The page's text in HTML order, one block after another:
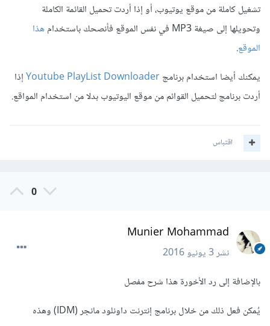
تشغيل كاملة من موقع يوتيوب، أو إذا أردت تحميل القائمة الكاملة
وتحويلها إلى صيغة MP3 في نفس الموقع فأنصحك باستخدام
هذا
الموقع.
يمكنك أيضا استخدام برنامجYoutube PlayList Downloaderإذا
أردت برنامج لتحميل القوائم من موقع اليوتيوب بدلا من استخدام المواقع.
اقتباس
0
Munier Mohammad
نشر3 يونيو 2016
بالإضافة إلى رد الأخورة هذا شرح مفصل
يُمكن فعل ذلك من خلال برنامج إنترنت داونلود مانجر (IDM) وهذه